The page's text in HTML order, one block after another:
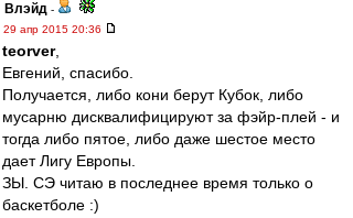
Влэйд -
29 апр 2015 20:36
teorver,
Евгений, спасибо.
Получается, либо кони берут Кубок, либо
мусарню дисквалифицируют за фэйр-плей - и
тогда либо пятое, либо даже шестое место
дает Лигу Европы.
ЗЫ. СЭ читаю в последнее время только о
баскетболе :)